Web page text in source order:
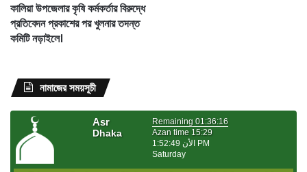
কালিয়া উপজেলার কৃষি কর্মকর্তার বিরুদ্ধে
প্রতিবেদন প্রকাশের পর খুলনার তদন্ত
কমিটি নড়াইলে।
নামাজের সময়সূচী